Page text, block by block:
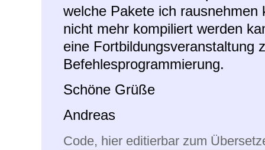
welche Pakete ich
nicht mehr kompiliert werden
eine Fortbildungsveranstaltung
Befehlesprogrammierung.
Schöne Grüße
Andreas
Code, hier editierbar zum